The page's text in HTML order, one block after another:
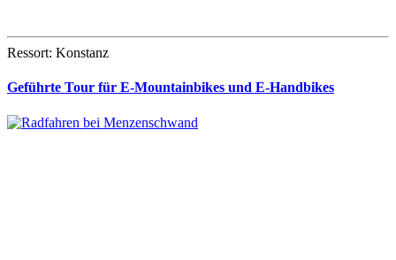
Ressort: Konstanz
Geführte Tour für E-Mountainbikes und E-Handbikes